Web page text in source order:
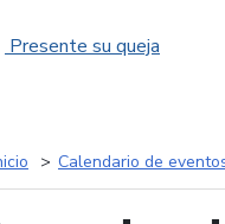
Presente su queja
Calendario de